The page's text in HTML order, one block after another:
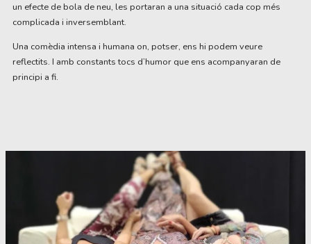
un efecte de bola de neu, les portaran a una situació cada cop més
complicada i inversemblant.
Una comèdia intensa i humana on, potser, ens hi podem veure
reflectits. I amb constants tocs d’humor que ens acompanyaran de
principi a fi.